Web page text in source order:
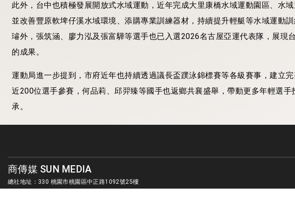
此外，台中也積極發展開放式水域運動，近年完成大里康橋水域運動園區、水
並改善豐原軟埤仔溪水域環境、添購專業訓練器材，持續提升輕艇等水域運動
璿外，張筑涵、廖力泓及張富驊等選手也已入選2026名古屋亞運代表隊，展現
的成果。
運動局進一步提到，市府近年也持續透過議長盃蹼泳錦標賽等各級賽事，建立
近200位選手參賽，何品莉、邱羿臻等國手也返鄉共襄盛舉，帶動更多年輕選
承。
商傳媒 SUN MEDIA
總社地址：330 桃園市桃園區中正路1092號25樓